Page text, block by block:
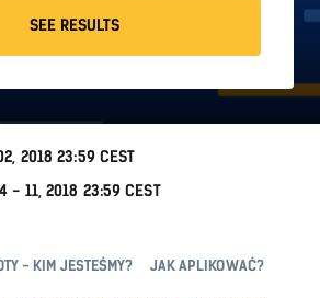
SEE RESULTS
2018 23:59 CEST
- 11, 2018 23:59 CEST
- KIM JESTEŚMY? JAK APLIKOWAĆ?